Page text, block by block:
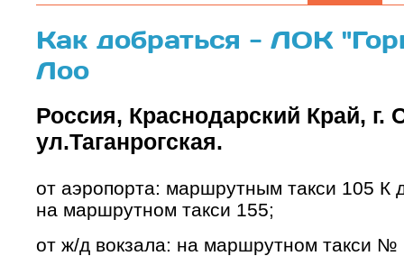
Как добраться - ЛОК
Лоо
Россия, Краснодарский Край, г.
ул.Таганрогская.
от аэропорта: маршрутным такси 105 К
на маршрутном такси 155;
от ж/д вокзала: на маршрутном такси №